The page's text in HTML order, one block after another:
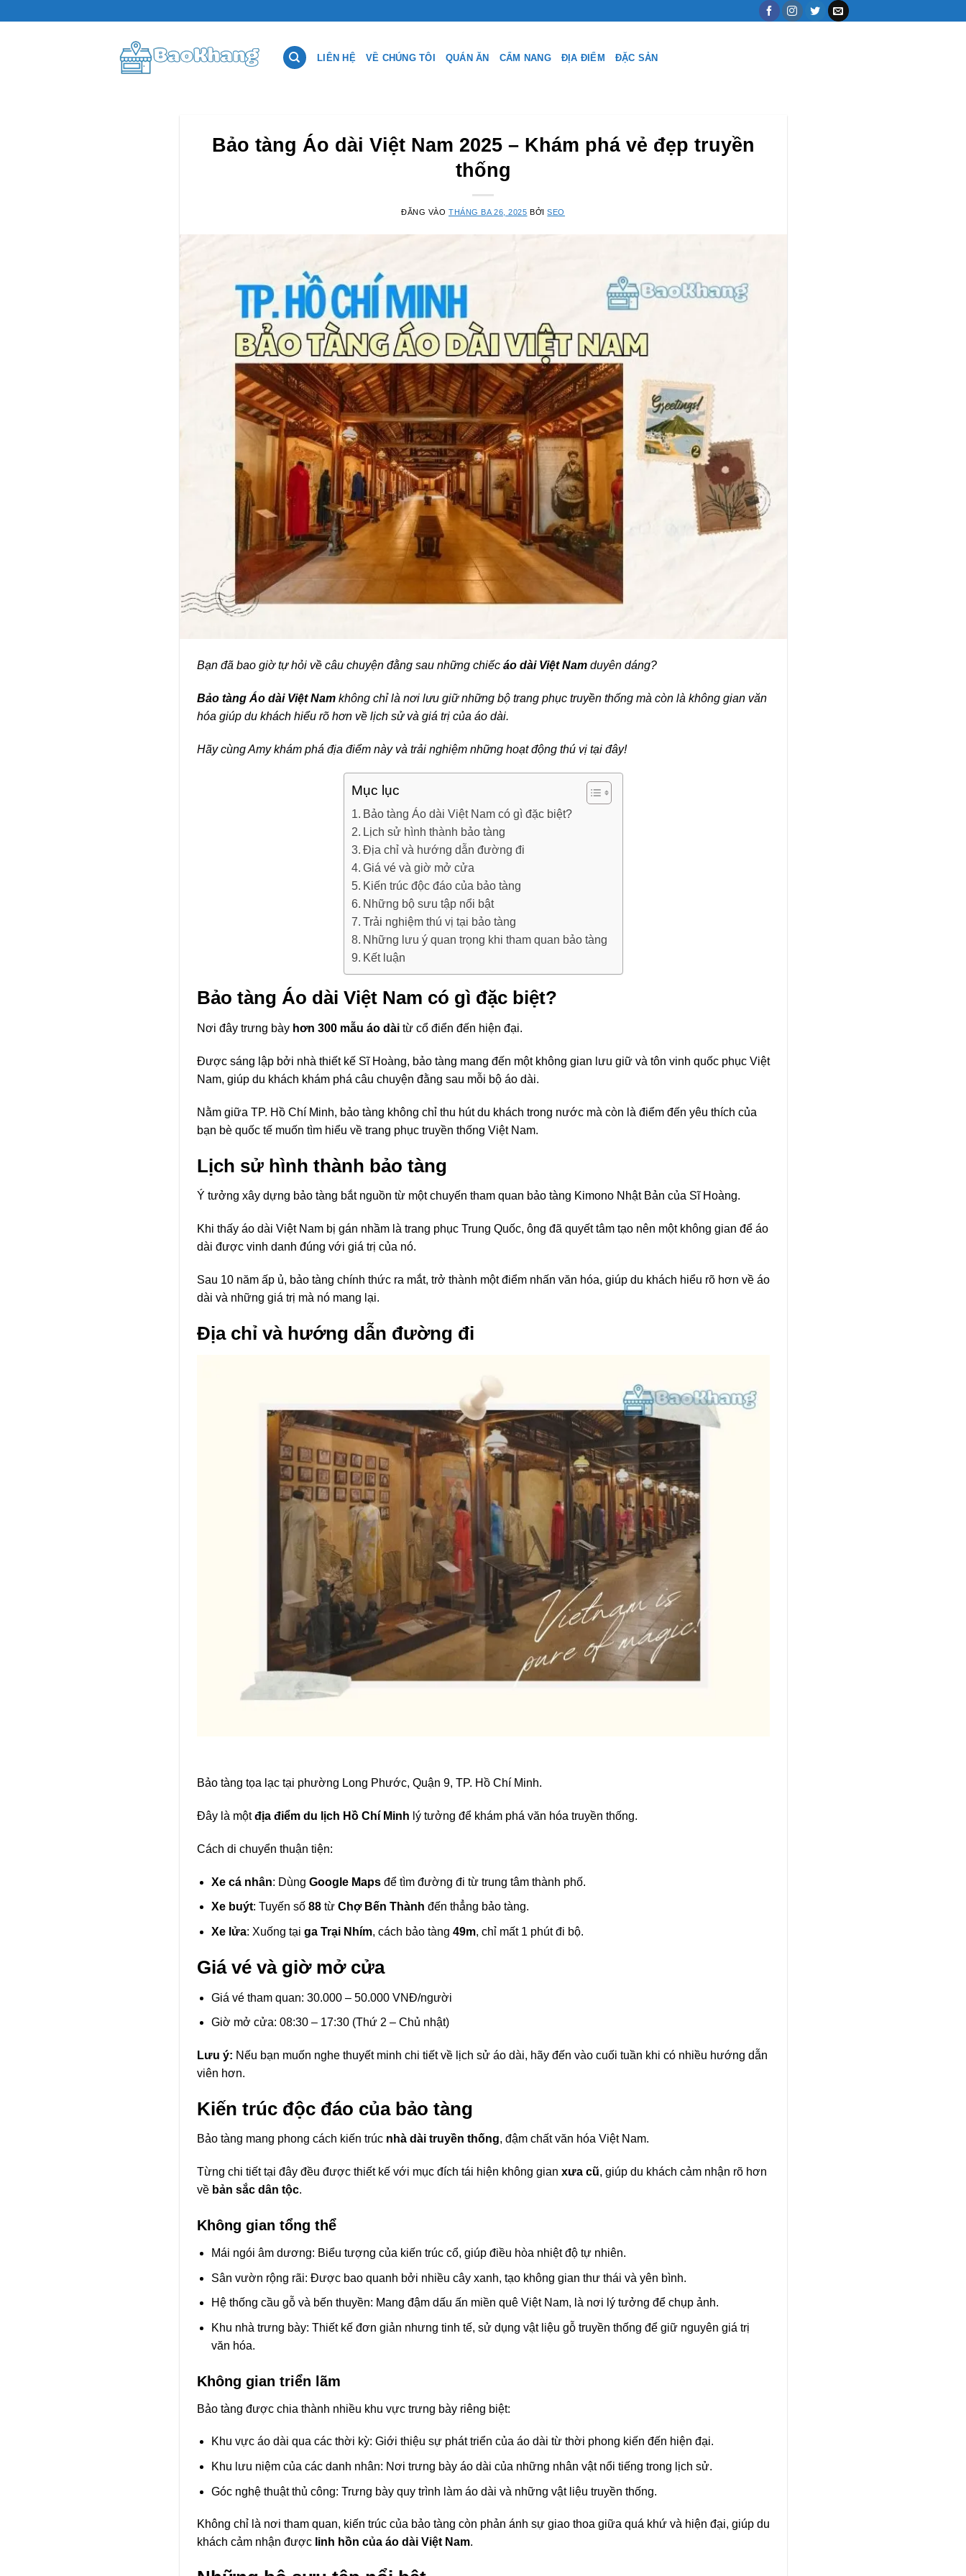
LIÊN HỆ VỀ CHÚNG TÔI QUÁN ĂN CẨM NANG ĐỊA ĐIỂM ĐẶC SẢN
Bảo tàng Áo dài Việt Nam 2025 – Khám phá vẻ đẹp truyền
thống
ĐĂNG VÀO THÁNG BA 26, 2025 BỞISEO
Bạn đã bao giờ tự hỏi về câu chuyện đằng sau những chiếc áo dài Việt Namduyên dáng?
Bảo tàng Áo dài Việt Namkhông chỉ là nơi lưu giữ những bộ trang phục truyền thống mà còn là không gian văn
hóa giúp du khách hiểu rõ hơn về lịch sử và giá trị của áo dài.
Hãy cùng Amy khám phá địa điểm này và trải nghiệm những hoạt động thú vị tại đây!
Mục lục
Bảo tàng Áo dài Việt Nam có gì đặc biệt?
Lịch sử hình thành bảo tàng
Địa chỉ và hướng dẫn đường đi
Giá vé và giờ mở cửa
Kiến trúc độc đáo của bảo tàng
Những bộ sưu tập nổi bật
Trải nghiệm thú vị tại bảo tàng
Những lưu ý quan trọng khi tham quan bảo tàng
Kết luận
Bảo tàng Áo dài Việt Nam có gì đặc biệt?
Nơi đây trưng bày hơn 300 mẫu áo dàitừ cổ điển đến hiện đại.
Được sáng lập bởi nhà thiết kế Sĩ Hoàng, bảo tàng mang đến một không gian lưu giữ và tôn vinh quốc phục Việt
Nam, giúp du khách khám phá câu chuyện đằng sau mỗi bộ áo dài.
Nằm giữa TP. Hồ Chí Minh, bảo tàng không chỉ thu hút du khách trong nước mà còn là điểm đến yêu thích của
bạn bè quốc tế muốn tìm hiểu về trang phục truyền thống Việt Nam.
Lịch sử hình thành bảo tàng
Ý tưởng xây dựng bảo tàng bắt nguồn từ một chuyến tham quan bảo tàng Kimono Nhật Bản của Sĩ Hoàng.
Khi thấy áo dài Việt Nam bị gán nhầm là trang phục Trung Quốc, ông đã quyết tâm tạo nên một không gian để áo
dài được vinh danh đúng với giá trị của nó.
Sau 10 năm ấp ủ, bảo tàng chính thức ra mắt, trở thành một điểm nhấn văn hóa, giúp du khách hiểu rõ hơn về áo
dài và những giá trị mà nó mang lại.
Địa chỉ và hướng dẫn đường đi
Bảo tàng tọa lạc tại phường Long Phước, Quận 9, TP. Hồ Chí Minh.
Đây là mộtđịa điểm du lịch Hồ Chí Minh lý tưởng để khám phá văn hóa truyền thống.
Cách di chuyển thuận tiện:
Xe cá nhân: DùngGoogle Maps để tìm đường đi từ trung tâm thành phố.
Xe buýt: Tuyến số88 từChợ Bến Thành đến thẳng bảo tàng.
Xe lửa: Xuống tạiga Trại Nhím, cách bảo tàng49m, chỉ mất 1 phút đi bộ.
Giá vé và giờ mở cửa
Giá vé tham quan: 30.000 – 50.000 VNĐ/người
Giờ mở cửa: 08:30 – 17:30 (Thứ 2 – Chủ nhật)
Lưu ý: Nếu bạn muốn nghe thuyết minh chi tiết về lịch sử áo dài, hãy đến vào cuối tuần khi có nhiều hướng dẫn
viên hơn.
Kiến trúc độc đáo của bảo tàng
Bảo tàng mang phong cách kiến trúc nhà dài truyền thống, đậm chất văn hóa Việt Nam.
Từng chi tiết tại đây đều được thiết kế với mục đích tái hiện không gian xưa cũ, giúp du khách cảm nhận rõ hơn
về bản sắc dân tộc.
Không gian tổng thể
Mái ngói âm dương: Biểu tượng của kiến trúc cổ, giúp điều hòa nhiệt độ tự nhiên.
Sân vườn rộng rãi: Được bao quanh bởi nhiều cây xanh, tạo không gian thư thái và yên bình.
Hệ thống cầu gỗ và bến thuyền: Mang đậm dấu ấn miền quê Việt Nam, là nơi lý tưởng để chụp ảnh.
Khu nhà trưng bày: Thiết kế đơn giản nhưng tinh tế, sử dụng vật liệu gỗ truyền thống để giữ nguyên giá trị
văn hóa.
Không gian triển lãm
Bảo tàng được chia thành nhiều khu vực trưng bày riêng biệt:
Khu vực áo dài qua các thời kỳ: Giới thiệu sự phát triển của áo dài từ thời phong kiến đến hiện đại.
Khu lưu niệm của các danh nhân: Nơi trưng bày áo dài của những nhân vật nổi tiếng trong lịch sử.
Góc nghệ thuật thủ công: Trưng bày quy trình làm áo dài và những vật liệu truyền thống.
Không chỉ là nơi tham quan, kiến trúc của bảo tàng còn phản ánh sự giao thoa giữa quá khứ và hiện đại, giúp du
khách cảm nhận được linh hồn của áo dài Việt Nam.